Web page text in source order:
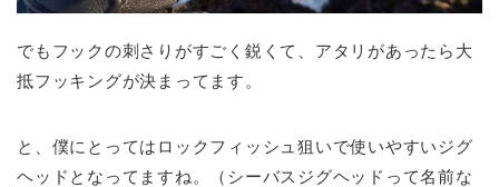
でもフックの刺さりがすごく鋭くて、アタリがあったら大
抵フッキングが決まってます。
と、僕にとってはロックフィッシュ狙いで使いやすいジグ
ヘッドとなってますね。（シーバスジグヘッドって名前な